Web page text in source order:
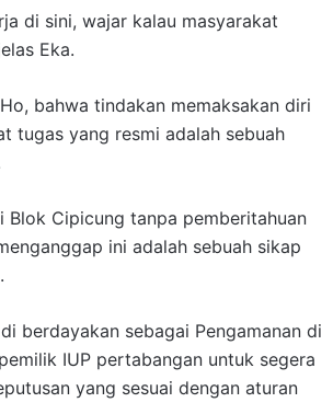
di sini, wajar kalau masyarakat
Eka.
bahwa tindakan memaksakan diri
tugas yang resmi adalah sebuah
Blok Cipicung tanpa pemberitahuan
ini adalah sebuah sikap
berdayakan sebagai Pengamanan di
IUP pertabangan untuk segera
yang sesuai dengan aturan